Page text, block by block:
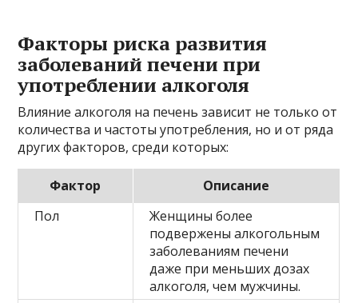
Факторы риска развития
заболеваний печени при
употреблении алкоголя
Влияние алкоголя на печень зависит не только от
количества и частоты употребления, но и от ряда
других факторов, среди которых:
Фактор
Описание
Пол
Женщины более
подвержены алкогольным
заболеваниям печени
даже при меньших дозах
алкоголя, чем мужчины.